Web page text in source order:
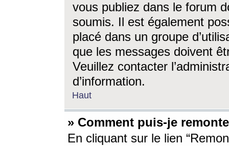
vous publiez dans le forum
soumis. Il est également
placé dans un groupe
que les messages doivent
Veuillez contacter
d’information.
Haut
» Comment puis-je
En cliquant sur le lien